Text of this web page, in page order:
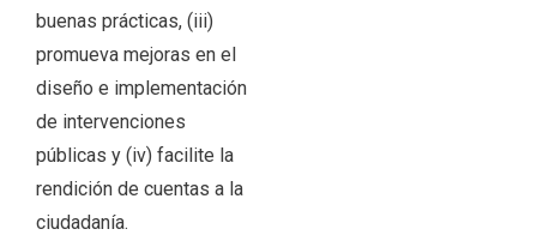
buenas prácticas, (iii)
promueva mejoras en el
diseño e implementación
de intervenciones
públicas y (iv) facilite la
rendición de cuentas a la
ciudadanía.